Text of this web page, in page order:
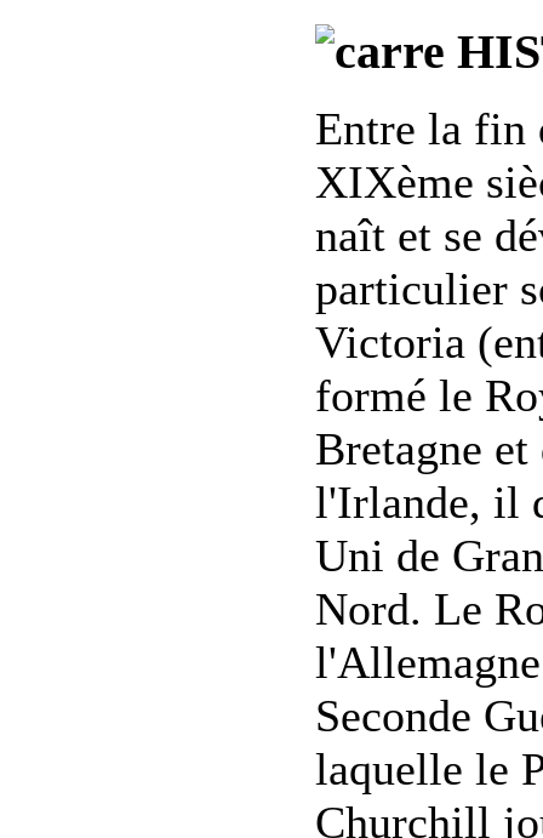
Entre la fin
XIXème
naît et se
particulier
Victoria
formé le
Bretagne
l'Irlande, il
Uni de
Nord. Le
Seconde
laquelle le
Churchill